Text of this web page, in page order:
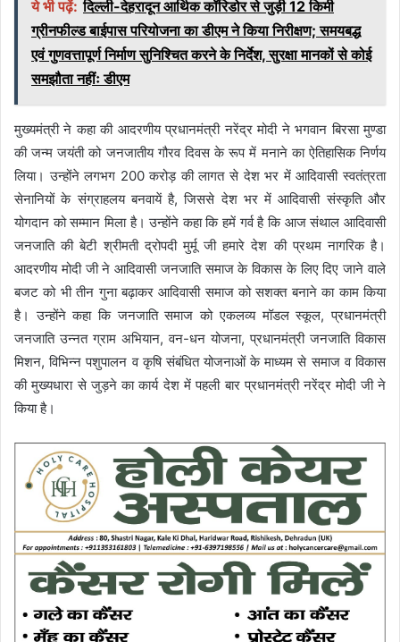
ये भी पढ़ें: दिल्ली-देहरादून आर्थिक कॉरिडोर से जुड़ी 12 किमी
ग्रीनफील्ड बाईपास परियोजना का डीएम ने किया निरीक्षण; समयबद्ध
एवं गुणवत्तापूर्ण निर्माण सुनिश्चित करने के निर्देश, सुरक्षा मानकों से कोई
समझौता नहींः डीएम
मुख्यमंत्री ने कहा की आदरणीय प्रधानमंत्री नरेंद्र मोदी ने भगवान बिरसा मुण्डा
की जन्म जयंती को जनजातीय गौरव दिवस के रूप में मनाने का ऐतिहासिक निर्णय
लिया। उन्होंने लगभग 200 करोड़ की लागत से देश भर में आदिवासी स्वतंत्रता
सेनानियों के संग्राहलय बनवायें है, जिससे देश भर में आदिवासी संस्कृति और
योगदान को सम्मान मिला है। उन्होंने कहा कि हमें गर्व है कि आज संथाल आदिवासी
जनजाति की बेटी श्रीमती द्रोपदी मुर्मू जी हमारे देश की प्रथम नागरिक है।
आदरणीय मोदी जी ने आदिवासी जनजाति समाज के विकास के लिए दिए जाने वाले
बजट को भी तीन गुना बढ़ाकर आदिवासी समाज को सशक्त बनाने का काम किया
है। उन्होंने कहा कि जनजाति समाज को एकलव्य मॉडल स्कूल, प्रधानमंत्री
जनजाति उन्नत ग्राम अभियान, वन-धन योजना, प्रधानमंत्री जनजाति विकास
मिशन, विभिन्न पशुपालन व कृषि संबंधित योजनाओं के माध्यम से समाज व विकास
की मुख्यधारा से जुड़ने का कार्य देश में पहली बार प्रधानमंत्री नरेंद्र मोदी जी ने
किया है।